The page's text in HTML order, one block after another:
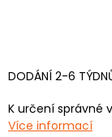
DODÁNÍ 2-6
K určení správné
Více informací